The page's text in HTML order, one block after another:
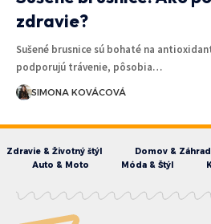
zdravie?
Sušené brusnice sú bohaté na
podporujú trávenie, pôsobia…
SIMONA KOVÁCOVÁ
Zdravie & Životný štýl Domov &
Auto & Moto
Móda & Štýl